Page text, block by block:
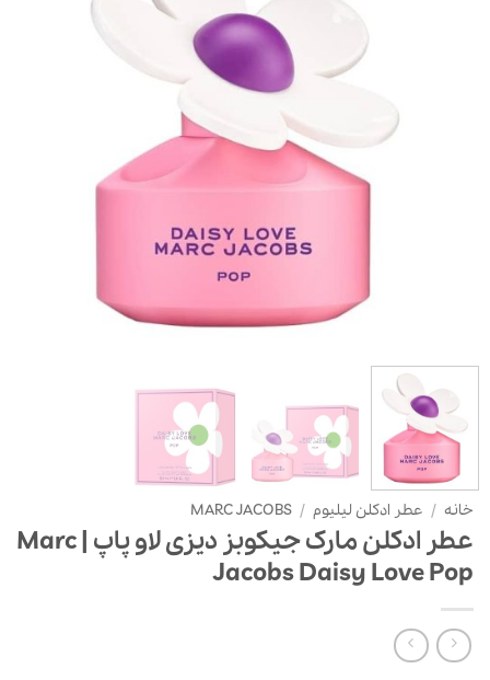
خانه / عطر ادکلن لیلیوم /
MARC JACOBS
عطر ادکلن مارک جیکوبز دیزی لاو پاپ | Marc
Jacobs Daisy Love Pop